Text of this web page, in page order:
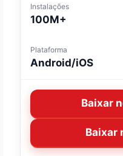
Instalações
100M+
Plataforma
Android/iOS
Baixar
Baixar